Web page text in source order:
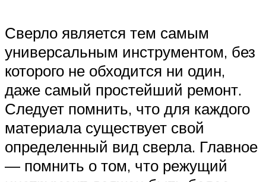
Сверло является тем самым
универсальным инструментом, без
которого не обходится ни один,
даже самый простейший ремонт.
Следует помнить, что для каждого
материала существует свой
определенный вид сверла. Главное
— помнить о том, что режущий